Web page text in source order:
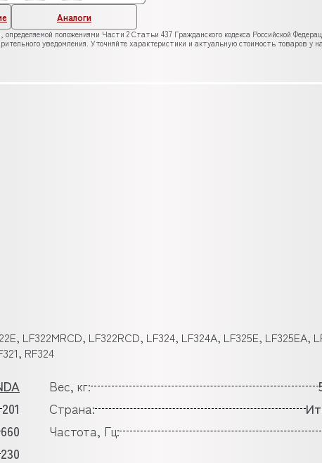
Аналоги
положениями Части 2 Статьи 437 Гражданского кодекса Российской
уведомления. Уточняйте характеристики и актуальную стоимость товаров у
LF322MRCD, LF322RCD, LF324, LF324A, LF325E, LF325EA,
RF324
Вес, кг:
201 Страна:
660 Частота, Гц:
230